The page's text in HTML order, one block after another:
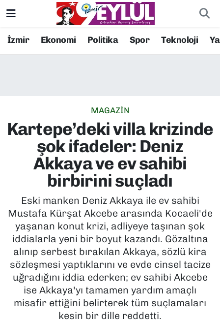
İzmir Ekonomi Politika Spor Teknoloji
MAGAZİN
Kartepe’deki villa krizinde
şok ifadeler: Deniz
Akkaya ve ev sahibi
birbirini suçladı
Eski manken Deniz Akkaya ile ev sahibi
Mustafa Kürşat Akcebe arasında Kocaeli'de
yaşanan konut krizi, adliyeye taşınan şok
iddialarla yeni bir boyut kazandı. Gözaltına
alınıp serbest bırakılan Akkaya, sözlü kira
sözleşmesi yaptıklarını ve evde cinsel tacize
uğradığını iddia ederken; ev sahibi Akcebe
ise Akkaya'yı tamamen yardım amaçlı
misafir ettiğini belirterek tüm suçlamaları
kesin bir dille reddetti.
Resmi İlanlar
EKONOMİ
KÜLTÜR SANAT
MAGAZİN
POLİTİKA
SAĞLIK
SPOR
TEKNOLOJİ
YAŞAM
Konak Nöbetçi Eczaneler
Süper Lig Puan Durumu ve Fikstür
Tüm Manşetler
Son Dakika Haberleri
Haber Arşivi